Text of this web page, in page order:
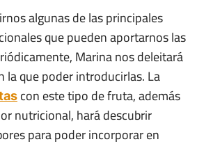
algunas de las principales
que pueden aportarnos las
Marina nos deleitará
la que poder introducirlas. La
con este tipo de fruta, además
nutricional, hará descubrir
para poder incorporar en